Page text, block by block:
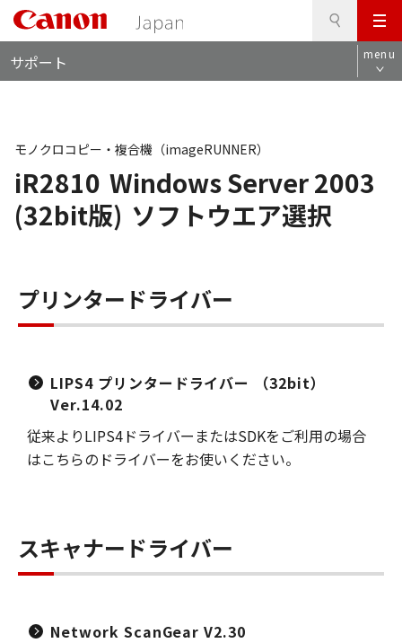
メ
ニ
ュ
サポート menu
iR2810 Windows Server 2003
(32bit版) ソフトウエア選択
モノクロコピー・複合機（imageRUNNER）
プリンタードライバー
LIPS4 プリンタードライバー （32bit）
Ver.14.02
従来よりLIPS4ドライバーまたはSDKをご利用の場合
はこちらのドライバーをお使いください。
スキャナードライバー
Network ScanGear V2.30